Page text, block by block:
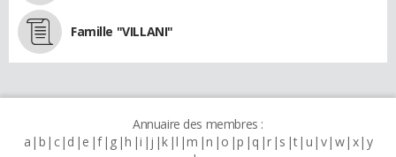
Famille "VILLANI"
Annuaire des membres :
a b c d e f g h i j k l m n o p q r s t u v w x y